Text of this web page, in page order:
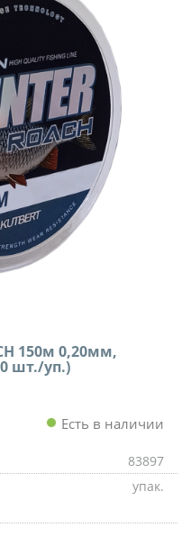
150м 0,20мм,
шт./уп.)
Есть в наличии
83897
упак.